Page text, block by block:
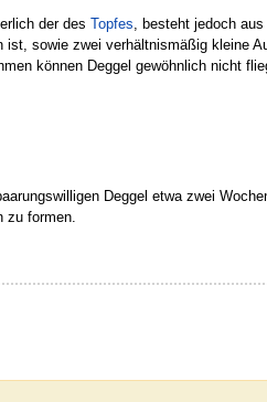
der des Topfes, besteht jedoch
sowie zwei verhältnismäßig kleine
können Deggel gewöhnlich nicht
Deggel etwa zwei
zu formen.